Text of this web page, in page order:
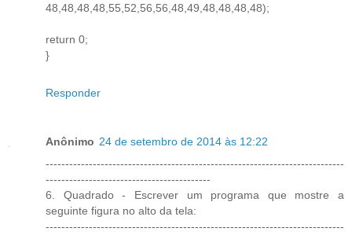
48,48,48,48,55,52,56,56,48,49,48,48,48,48);
return 0;
}
Responder
Anônimo 24 de setembro de 2014 às 12:22
----------------------------------------------------------------------------
------------------------------------------
6. Quadrado - Escrever um programa que mostre a
seguinte figura no alto da tela:
----------------------------------------------------------------------------